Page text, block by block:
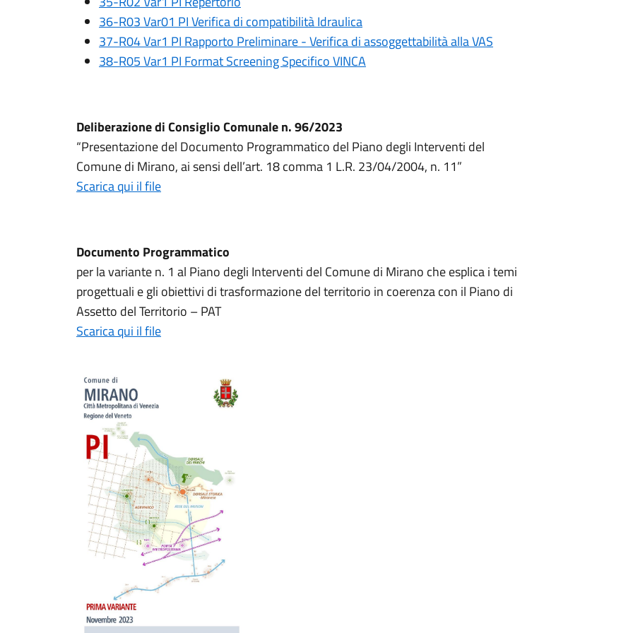
36-R03 Var01 PI Verifica di compatibilità Idraulica
37-R04 Var1 PI Rapporto Preliminare - Verifica di assoggettabilità alla VAS
38-R05 Var1 PI Format Screening Specifico VINCA
Deliberazione di Consiglio Comunale n. 96/2023
“Presentazione del Documento Programmatico del Piano degli Interventi del
Comune di Mirano, ai sensi dell’art. 18 comma 1 L.R. 23/04/2004, n. 11”
Scarica qui il file
Documento Programmatico
per la variante n. 1 al Piano degli Interventi del Comune di Mirano che esplica i temi
progettuali e gli obiettivi di trasformazione del territorio in coerenza con il Piano di
Assetto del Territorio – PAT
Scarica qui il file